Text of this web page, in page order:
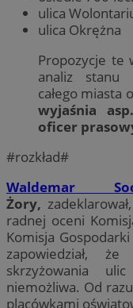
ulica
ulica Okrężna
Propozycje te
analiz stanu
całego miasta
wyjaśnia
oficer
#rozkład#
Waldemar
Żory,
radnej oceni
Komisja
zapowiedział,
skrzyżowania
niemożliwa. Od
placówkami